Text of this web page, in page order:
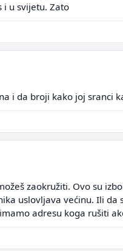
i u svijetu. Zato
i da broji kako joj sranci
zaokružiti. Ovo su
uslovljava većinu. Ili da
adresu koga rušiti